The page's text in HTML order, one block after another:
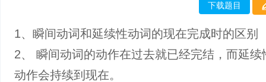
下载题目
1、瞬间动词和延续性动词的现在完成时的区别
2、 瞬间动词的动作在过去就已经完结，而延续
动作会持续到现在。